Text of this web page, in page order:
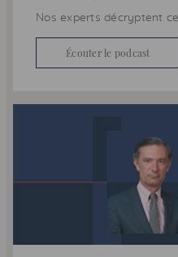
Nos experts décryptent
Écouter le podcast